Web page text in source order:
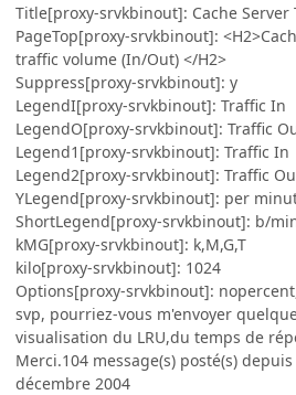
Title[proxy-srvkbinout]: Cache
PageTop[proxy-srvkbinout]:
traffic volume (In/Out) </H2>
Suppress[proxy-srvkbinout]: y
LegendI[proxy-srvkbinout]: Traffic In
LegendO[proxy-srvkbinout]: Traffic
Legend1[proxy-srvkbinout]: Traffic In
Legend2[proxy-srvkbinout]: Traffic
YLegend[proxy-srvkbinout]: per
ShortLegend[proxy-srvkbinout]: b/
kMG[proxy-srvkbinout]: k,M,G,T
kilo[proxy-srvkbinout]: 1024
Options[proxy-srvkbinout]:
svp, pourriez-vous m'envoyer
visualisation du LRU,du temps de
Merci.104 message(s) posté(s)
décembre 2004